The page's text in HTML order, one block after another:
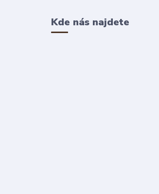
Kde nás najdete